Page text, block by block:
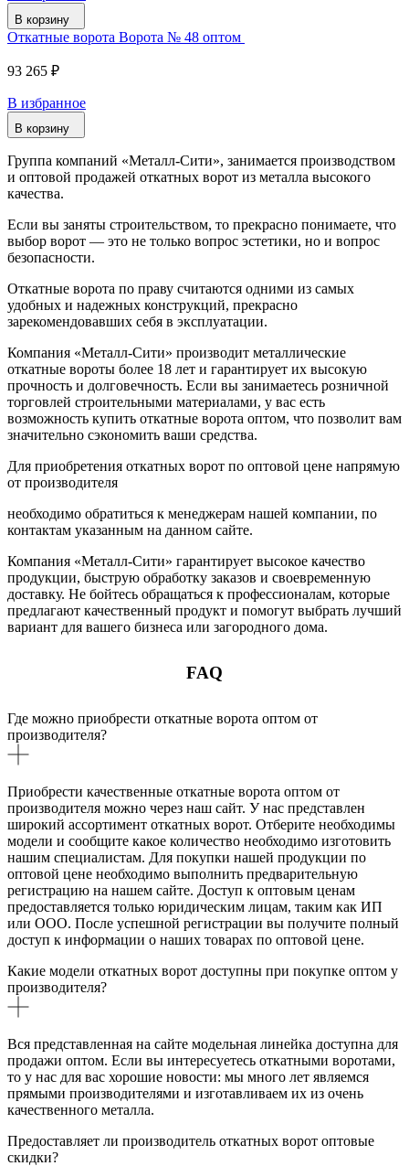
В корзину
Откатные ворота Ворота № 48 оптом
93 265 ₽
В избранное
В корзину
Группа компаний «Металл-Сити», занимается производством
и оптовой продажей откатных ворот из металла высокого
качества.
Если вы заняты строительством, то прекрасно понимаете, что
выбор ворот — это не только вопрос эстетики, но и вопрос
безопасности.
Откатные ворота по праву считаются одними из самых
удобных и надежных конструкций, прекрасно
зарекомендовавших себя в эксплуатации.
Компания «Металл-Сити» производит металлические
откатные вороты более 18 лет и гарантирует их высокую
прочность и долговечность. Если вы занимаетесь розничной
торговлей строительными материалами, у вас есть
возможность купить откатные ворота оптом, что позволит вам
значительно сэкономить ваши средства.
Для приобретения откатных ворот по оптовой цене напрямую
от производителя
необходимо обратиться к менеджерам нашей компании, по
контактам указанным на данном сайте.
Компания «Металл-Сити» гарантирует высокое качество
продукции, быструю обработку заказов и своевременную
доставку. Не бойтесь обращаться к профессионалам, которые
предлагают качественный продукт и помогут выбрать лучший
вариант для вашего бизнеса или загородного дома.
FAQ
Где можно приобрести откатные ворота оптом от
производителя?
Приобрести качественные откатные ворота оптом от
производителя можно через наш сайт. У нас представлен
широкий ассортимент откатных ворот. Отберите необходимы
модели и сообщите какое количество необходимо изготовить
нашим специалистам. Для покупки нашей продукции по
оптовой цене необходимо выполнить предварительную
регистрацию на нашем сайте. Доступ к оптовым ценам
предоставляется только юридическим лицам, таким как ИП
или ООО. После успешной регистрации вы получите полный
доступ к информации о наших товарах по оптовой цене.
Какие модели откатных ворот доступны при покупке оптом у
производителя?
Вся представленная на сайте модельная линейка доступна для
продажи оптом. Если вы интересуетесь откатными воротами,
то у нас для вас хорошие новости: мы много лет являемся
прямыми производителями и изготавливаем их из очень
качественного металла.
Предоставляет ли производитель откатных ворот оптовые
скидки?